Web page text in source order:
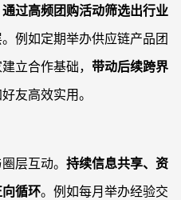
通过高频团购活动筛选出行业
例如定期举办供应链产品团
立合作基础， 带动后续跨界
友高效实用。
层互动。 持续信息共享、资
循环。例如每月举办经验交